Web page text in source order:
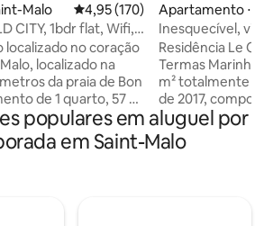
Malo 4,95 de uma avaliação média de
4,95 (170)
CITY, 1bdr flat, Wifi,
no coração
localizado na
da praia de Bon
de 1 quarto, 57 m
criança ou bebê.
Apartamento ⋅
Inesquecível,
tudo a pé, parque
Residência Le
Termas
m² totalmente
de 2017,
equipada aberta
vista para o mar,
para o mar, 1
populares em aluguel por
em Saint-Malo